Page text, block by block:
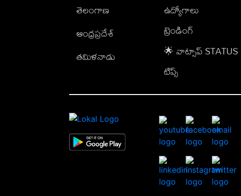
తెలంగాణ
ఆంధ్రప్రదేశ్
తమిళనాడు
ఉద్యోగాలు
ట్రెండింగ్
🌟 వాట్సాప్ STATUS
టిప్స్